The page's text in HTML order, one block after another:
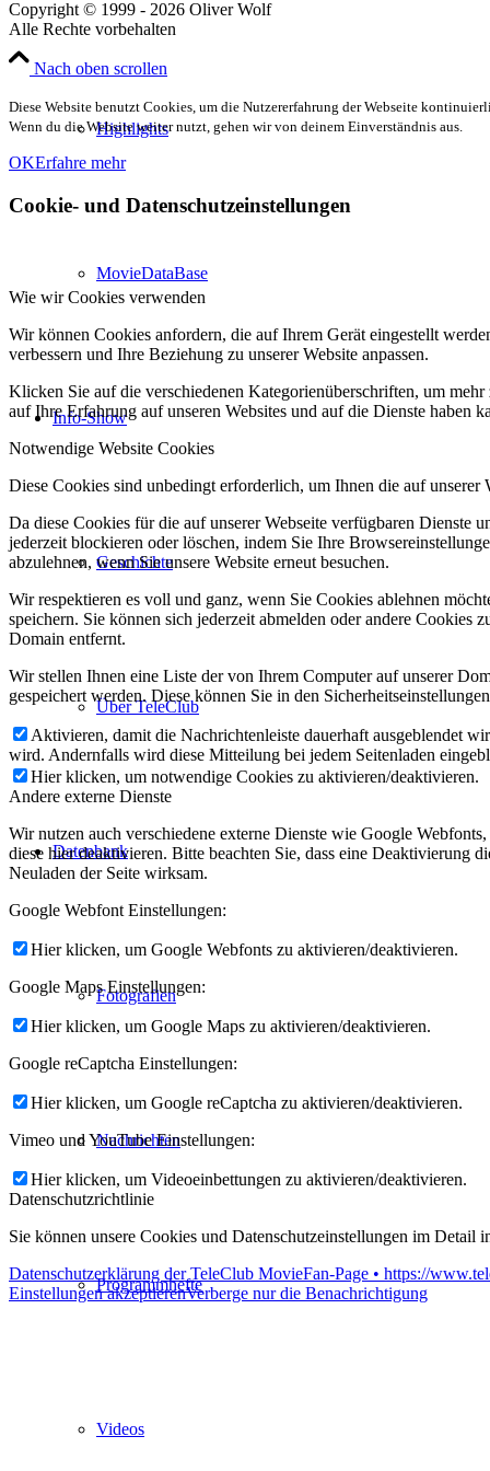
Highlights
MovieDataBase
Info-Show
Geschichte
Über TeleClub
Datenbank
Fotografien
Nachrichten
Programmhefte
Videos
Copyright © 1999 - 2026 Oliver Wolf
Alle Rechte vorbehalten
Nach oben scrollen
Diese Website benutzt Cookies, um die Nutzererfahrung der Webseite
Wenn du die Website weiter nutzt, gehen wir von deinem Einverständnis aus.
OKErfahre mehr
Cookie- und Datenschutzeinstellungen
Wie wir Cookies verwenden
Wir können Cookies anfordern, die auf Ihrem Gerät eingestellt
verbessern und Ihre Beziehung zu unserer Website anpassen.
Klicken Sie auf die verschiedenen Kategorienüberschriften, um
auf Ihre Erfahrung auf unseren Websites und auf die Dienste haben
Notwendige Website Cookies
Diese Cookies sind unbedingt erforderlich, um Ihnen die auf
Da diese Cookies für die auf unserer Webseite verfügbaren
jederzeit blockieren oder löschen, indem Sie Ihre
abzulehnen, wenn Sie unsere Website erneut besuchen.
Wir respektieren es voll und ganz, wenn Sie Cookies ablehnen
speichern. Sie können sich jederzeit abmelden oder andere Cookies
Domain entfernt.
Wir stellen Ihnen eine Liste der von Ihrem Computer auf unserer
gespeichert werden. Diese können Sie in den
Aktivieren, damit die Nachrichtenleiste dauerhaft ausgeblendet
wird. Andernfalls wird diese Mitteilung bei jedem Seitenladen
Hier klicken, um notwendige Cookies zu aktivieren/deaktivieren.
Andere externe Dienste
Wir nutzen auch verschiedene externe Dienste wie Google
diese hier deaktivieren. Bitte beachten Sie, dass eine Deaktivierung
Neuladen der Seite wirksam.
Google Webfont Einstellungen:
Hier klicken, um Google Webfonts zu aktivieren/deaktivieren.
Google Maps Einstellungen:
Hier klicken, um Google Maps zu aktivieren/deaktivieren.
Google reCaptcha Einstellungen:
Hier klicken, um Google reCaptcha zu aktivieren/deaktivieren.
Vimeo und YouTube Einstellungen:
Hier klicken, um Videoeinbettungen zu aktivieren/deaktivieren.
Datenschutzrichtlinie
Sie können unsere Cookies und Datenschutzeinstellungen im Detail
Datenschutzerklärung der TeleClub MovieFan-Page • https://
Einstellungen akzeptierenVerberge nur die Benachrichtigung